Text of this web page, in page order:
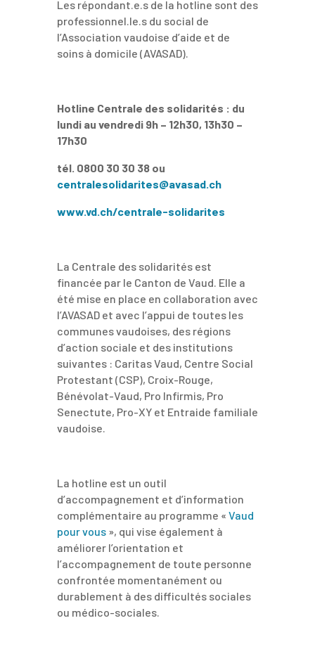
Les répondant.e.s de la hotline sont des
professionnel.le.s du social de
l’Association vaudoise d’aide et de
soins à domicile (AVASAD).
Hotline Centrale des solidarités : du
lundi au vendredi 9h – 12h30, 13h30 –
17h30
tél. 0800 30 30 38 ou
centralesolidarites@avasad.ch
www.vd.ch/centrale-solidarites
La Centrale des solidarités est
financée par le Canton de Vaud. Elle a
été mise en place en collaboration avec
l’AVASAD et avec l’appui de toutes les
communes vaudoises, des régions
d’action sociale et des institutions
suivantes : Caritas Vaud, Centre Social
Protestant (CSP), Croix-Rouge,
Bénévolat-Vaud, Pro Infirmis, Pro
Senectute, Pro-XY et Entraide familiale
vaudoise.
La hotline est un outil
d’accompagnement et d’information
complémentaire au programme « Vaud
pour vous », qui vise également à
améliorer l’orientation et
l’accompagnement de toute personne
confrontée momentanément ou
durablement à des difficultés sociales
ou médico-sociales.